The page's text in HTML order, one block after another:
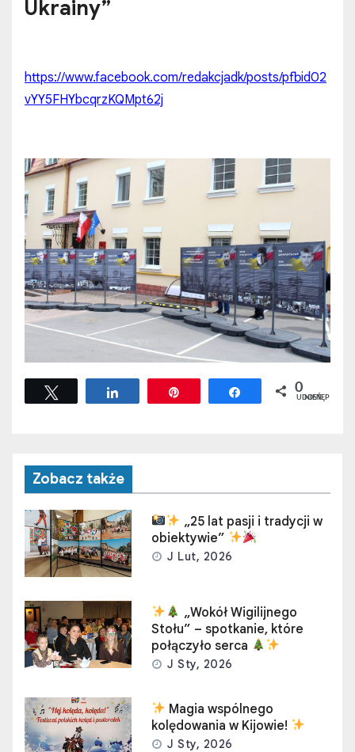
Ukrainy”
https://www.facebook.com/redakcjadk/posts/pfbid02
vYY5FHYbcqrzKQMpt62j
Udostępnij Udostępnij
0
UDOSTĘPNIEŃ
Zobacz także
„25 lat pasji i tradycji w
obiektywie”
J Lut, 2026
„Wokół Wigilijnego
Stołu” – spotkanie, które
połączyło serca
J Sty, 2026
Magia wspólnego
kolędowania w Kijowie!
J Sty, 2026